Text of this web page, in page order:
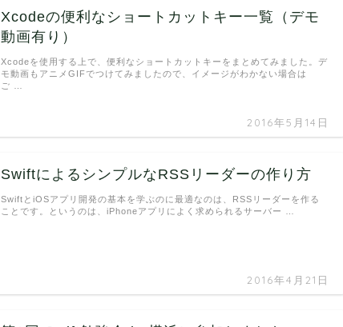
Xcodeの便利なショートカットキー一覧（デモ
動画有り）
2016年5月14日
Xcodeを使用する上で、便利なショートカットキーをまとめてみました。デ
モ動画もアニメGIFでつけてみましたので、イメージがわかない場合は
ご …
SwiftによるシンプルなRSSリーダーの作り方
2016年4月21日
SwiftとiOSアプリ開発の基本を学ぶのに最適なのは、RSSリーダーを作る
ことです。というのは、iPhoneアプリによく求められるサーバー …